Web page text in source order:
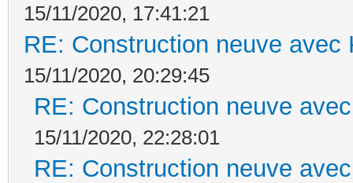
15/11/2020, 17:41:21
RE: Construction neuve avec
15/11/2020, 20:29:45
RE: Construction neuve
15/11/2020, 22:28:01
RE: Construction neuve